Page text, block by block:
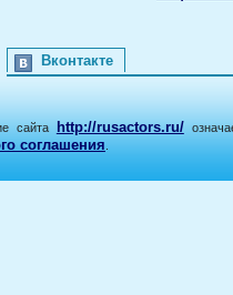
Вконтакте
сайта http://rusactors.ru/
соглашения